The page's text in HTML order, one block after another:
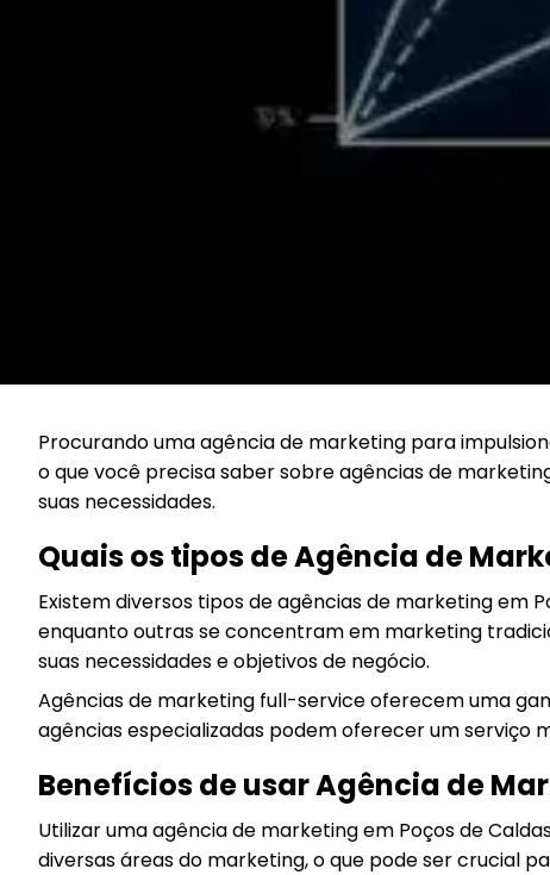
Procurando uma agência de marketing para
o que você precisa saber sobre agências de
suas necessidades.
Quais os tipos de Agência de
Existem diversos tipos de agências de marketing em
enquanto outras se concentram em marketing
suas necessidades e objetivos de negócio.
Agências de marketing full-service oferecem uma
agências especializadas podem oferecer um serviço
Benefícios de usar Agência de
Utilizar uma agência de marketing em Poços de
diversas áreas do marketing, o que pode ser crucial